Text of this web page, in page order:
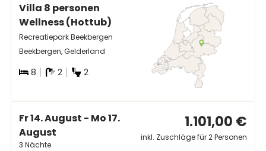
Villa 8 personen
Wellness (Hottub)
Recreatiepark Beekbergen
Beekbergen, Gelderland
8 2 2
Fr 14. August - Mo 17.
August
3 Nächte
1.101,00 €
inkl. Zuschläge für 2 Personen